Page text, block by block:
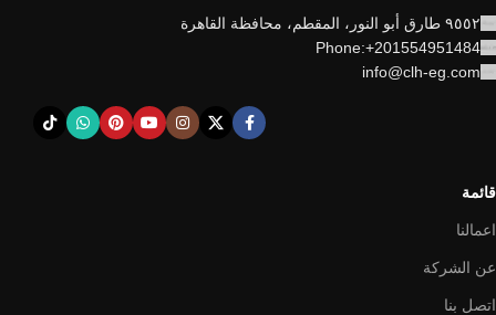
٩٥٥٢ طارق أبو النور، المقطم، محافظة القاهرة
Phone:+201554951484
info@clh-eg.com
قائمة
اعمالنا
عن الشركة
اتصل بنا